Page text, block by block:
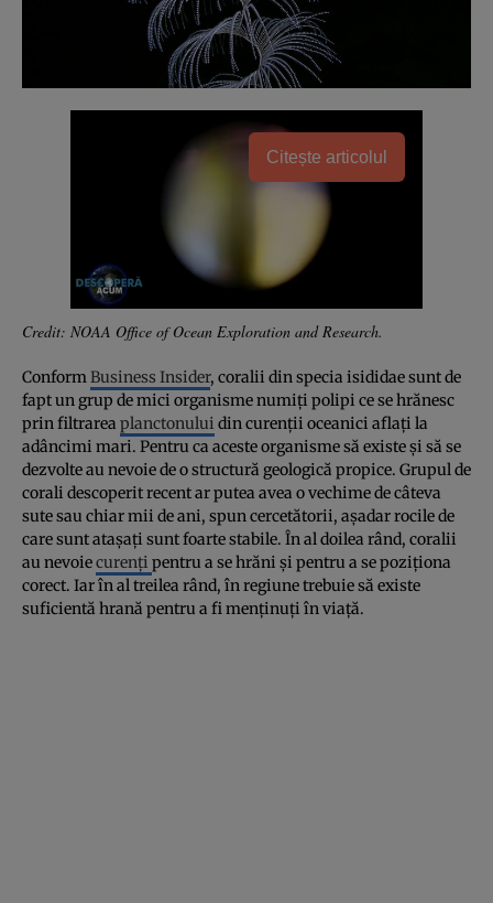
Citește articolul
Credit: NOAA Office of Ocean Exploration and Research.
ConformBusiness Insider, coralii din specia isididae sunt de
fapt un grup de mici organisme numiţi polipi ce se hrănesc
prin filtrarea planctonului din curenţii oceanici aflaţi la
adâncimi mari. Pentru ca aceste organisme să existe şi să se
dezvolte au nevoie de o structură geologică propice. Grupul de
corali descoperit recent ar putea avea o vechime de câteva
sute sau chiar mii de ani, spun cercetătorii, aşadar rocile de
care sunt ataşaţi sunt foarte stabile. În al doilea rând, coralii
au nevoiecurenţi pentru a se hrăni şi pentru a se poziţiona
corect. Iar în al treilea rând, în regiune trebuie să existe
suficientă hrană pentru a fi menţinuţi în viaţă.